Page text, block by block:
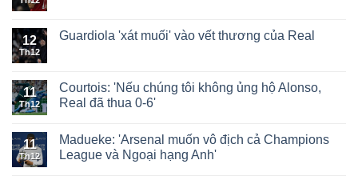
12
Th12
Guardiola 'xát muối' vào vết thương của Real
11
Th12
Courtois: 'Nếu chúng tôi không ủng hộ Alonso,
Real đã thua 0-6'
11
Th12
Madueke: 'Arsenal muốn vô địch cả Champions
League và Ngoại hạng Anh'